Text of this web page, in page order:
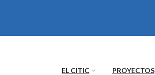
EL CITIC PROYECTOS